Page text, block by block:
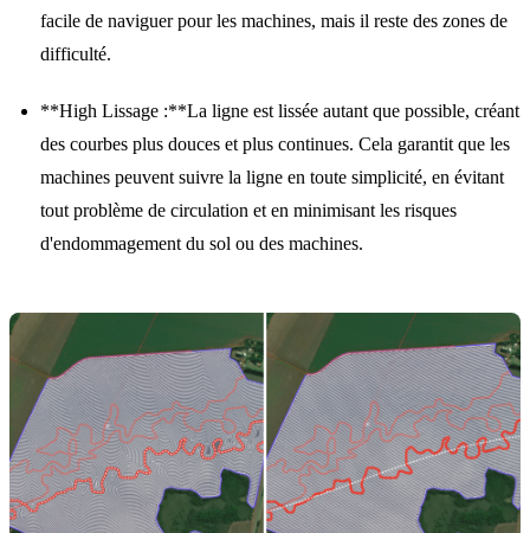
facile de naviguer pour les machines, mais il reste des zones de
difficulté.
**High Lissage :**La ligne est lissée autant que possible, créant
des courbes plus douces et plus continues. Cela garantit que les
machines peuvent suivre la ligne en toute simplicité, en évitant
tout problème de circulation et en minimisant les risques
d'endommagement du sol ou des machines.